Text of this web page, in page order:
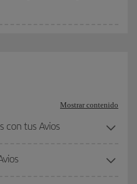
Mostrar contenido
con tus Avios